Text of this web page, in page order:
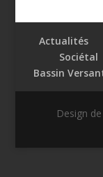
Actualités
Sociétal
Bassin
Design de